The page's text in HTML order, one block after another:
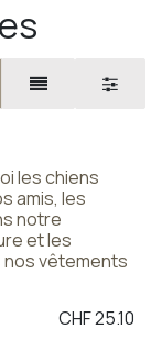
les chiens
amis, les
notre
et les
nos vêtements
CHF25.10